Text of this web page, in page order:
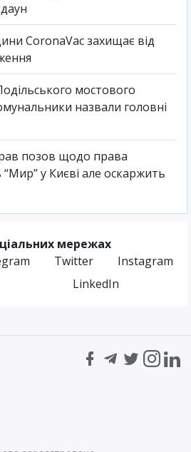
CoronaVac захищає від
мостового
назвали головні
позов щодо права
“Мир” у Києві але оскаржить
мережах
Twitter
Instagram
LinkedIn